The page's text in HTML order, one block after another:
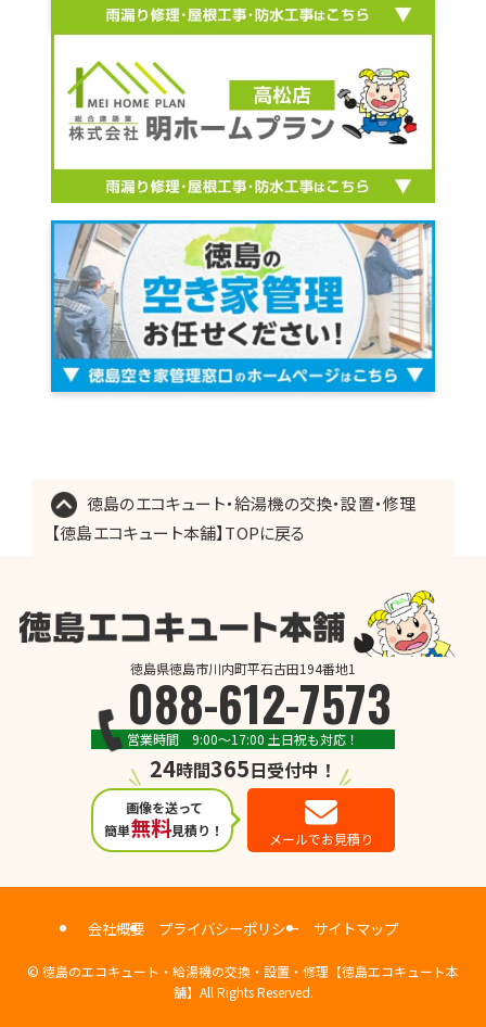
徳島のエコキュート・給湯機の交換・設置・修理
【徳島エコキュート本舗】TOPに戻る
徳島県徳島市川内町平石古田194番地1
088-612-7573
営業時間 9:00～17:00 土日祝も対応！
24時間365日受付中！
画像を送って
簡単無料見積り！ メールでお見積り
会社概要 プライバシーポリシー サイトマップ
© 徳島のエコキュート・給湯機の交換・設置・修理【徳島エコキュート本
舗】All Rights Reserved.